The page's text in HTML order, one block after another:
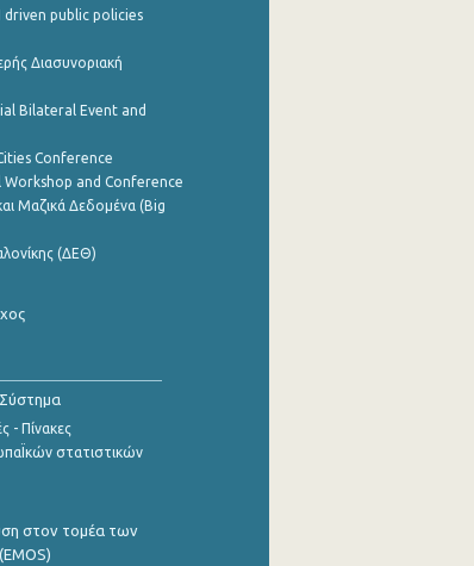
public policies
Διασυνοριακή
Bilateral Event and
Conference
and Conference
Μαζικά Δεδομένα (Big
(ΔΕΘ)
- Πίνακες
στατιστικών
στον τομέα των